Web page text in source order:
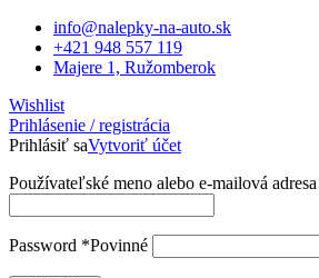
info@nalepky-na-auto.sk
+421 948 557 119
Majere 1, Ružomberok
Wishlist
Prihlásenie / registrácia
Prihlásiť saVytvoriť účet
Používateľské meno alebo e-mailová adresa
Password *Povinné